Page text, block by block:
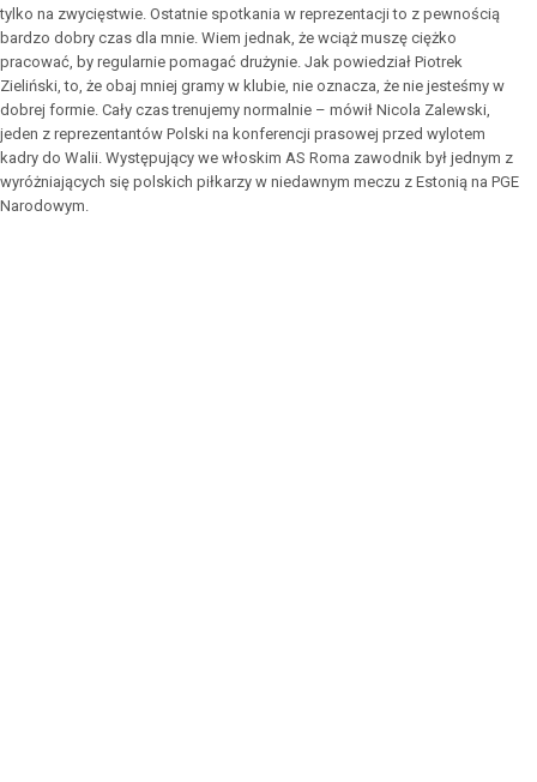
tylko na zwycięstwie. Ostatnie spotkania w reprezentacji to z pewnością
bardzo dobry czas dla mnie. Wiem jednak, że wciąż muszę ciężko
pracować, by regularnie pomagać drużynie. Jak powiedział Piotrek
Zieliński, to, że obaj mniej gramy w klubie, nie oznacza, że nie jesteśmy w
dobrej formie. Cały czas trenujemy normalnie – mówił Nicola Zalewski,
jeden z reprezentantów Polski na konferencji prasowej przed wylotem
kadry do Walii. Występujący we włoskim AS Roma zawodnik był jednym z
wyróżniających się polskich piłkarzy w niedawnym meczu z Estonią na PGE
Narodowym.